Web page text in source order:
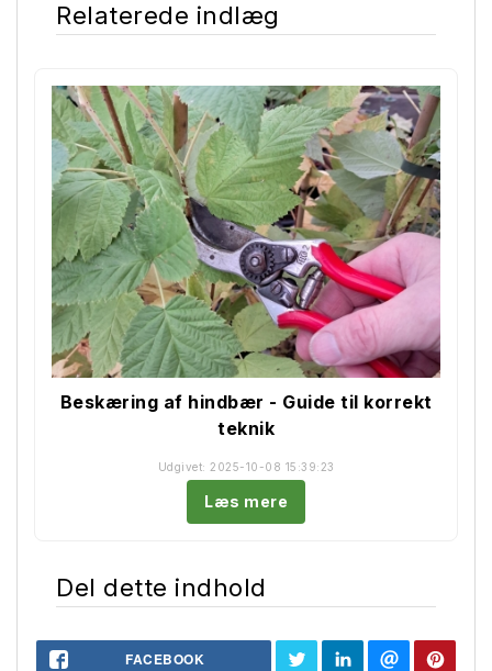
Relaterede indlæg
Beskæring af hindbær - Guide til korrekt
teknik
Udgivet: 2025-10-08 15:39:23
Læs mere
Del dette indhold
FACEBOOK